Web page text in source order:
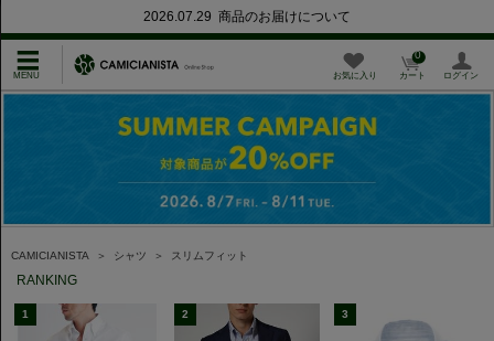
2026.07.29 商品のお届けについて
お気に入り カート
0
ログイン
CAMICIANISTA ＞ シャツ ＞ スリムフィット
RANKING
1 2 3